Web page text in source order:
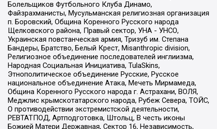
Болельщиков Футбольного Клуба Динамо,
Файзрахманисты, Мусульманская религиозная организация
п. Боровский, Община Коренного Русского народа
Щелковского района, Правый сектор, УНА - УНСО,
Украинская повстанческая армия, Тризуб им. Степана
Бандеры, Братство, Белый Крест, Misanthropic division,
Религиозное объединение последователей инглиизма,
Народная Социальная Инициатива, TulaSkins,
Этнополитическое объединение Русские, Русское
национальное объединение Атака, Мечеть Мирмамеда,
Община Коренного Русского народа г. Астрахани, ВОЛЯ,
Меджлис крымскотатарского народа, Рубеж Севера, ТОЙС,
О противодействии экстремистской деятельности,
РЕВТАТПОД, Артподготовка, Штольц, В честь иконы
Божией Матери Державная, Сектор 16, Независимость,